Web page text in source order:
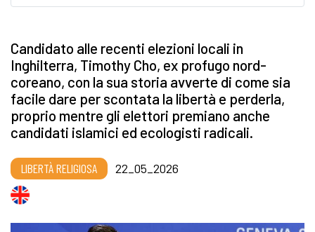
Candidato alle recenti elezioni locali in
Inghilterra, Timothy Cho, ex profugo nord-
coreano, con la sua storia avverte di come sia
facile dare per scontata la libertà e perderla,
proprio mentre gli elettori premiano anche
candidati islamici ed ecologisti radicali.
LIBERTÀ RELIGIOSA 22_05_2026